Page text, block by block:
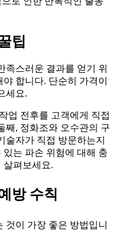
팁
족스러운 결과를 얻기 위
합니다. 단순히 가격이
세요.
업 전후를 고객에게 직접
째, 정화조와 오수관의 구
술자가 직접 방문하는지
는 파손 위험에 대해 충
살펴보세요.
방 수칙
것이 가장 좋은 방법입니